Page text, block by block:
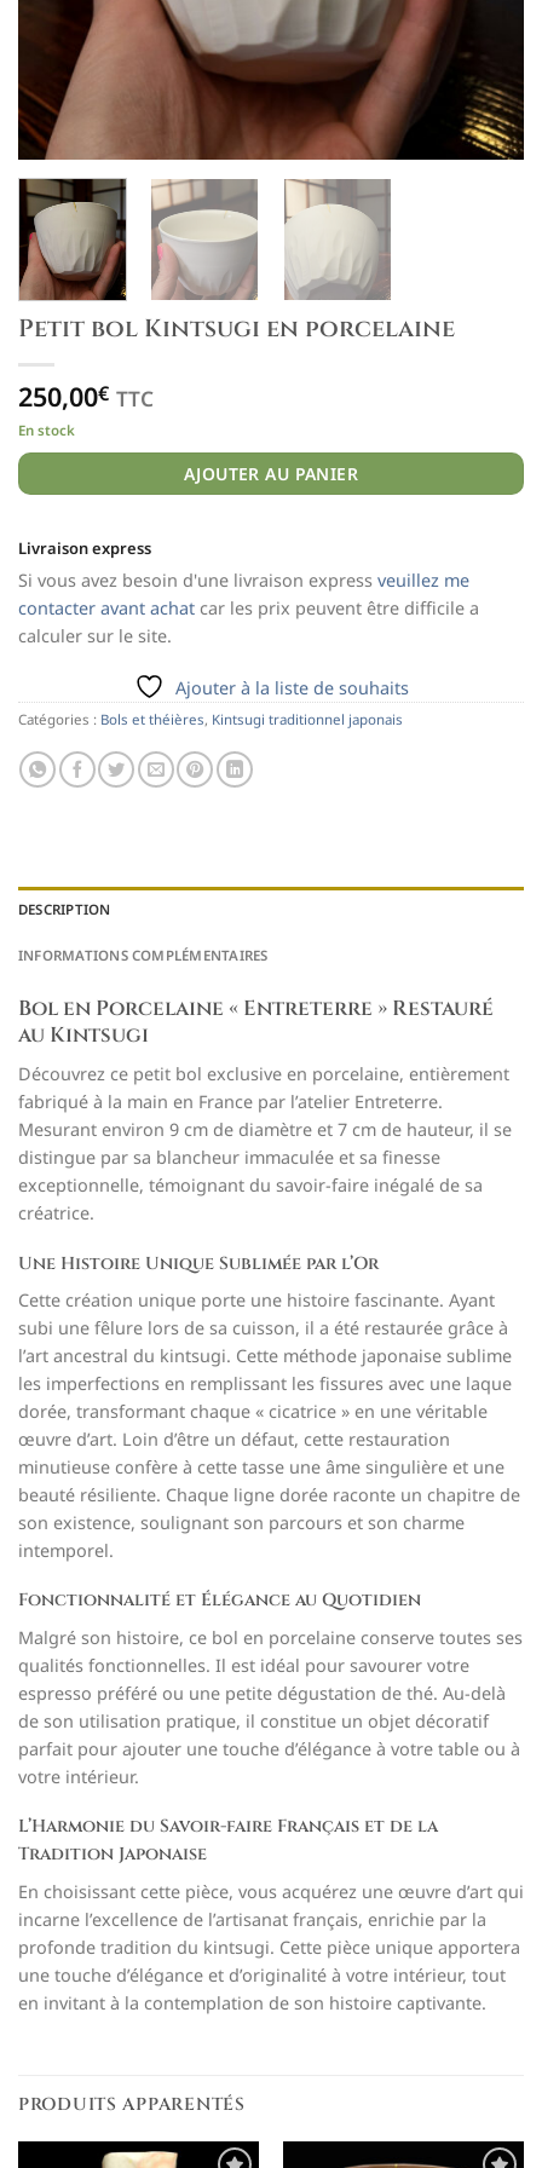
Petit bol Kintsugi en porcelaine
250,00€ TTC
En stock
AJOUTER AU PANIER
Livraison express
Si vous avez besoin d'une livraison express veuillez me
contacter avant achat car les prix peuvent être difficile a
calculer sur le site.
Ajouter à la liste de souhaits
Catégories : Bols et théières, Kintsugi traditionnel japonais
DESCRIPTION
INFORMATIONS COMPLÉMENTAIRES
Bol en Porcelaine « Entreterre » Restauré
au Kintsugi
Découvrez ce petit bol exclusive en porcelaine, entièrement
fabriqué à la main en France par l’atelier Entreterre.
Mesurant environ 9 cm de diamètre et 7 cm de hauteur, il se
distingue par sa blancheur immaculée et sa finesse
exceptionnelle, témoignant du savoir-faire inégalé de sa
créatrice.
Une Histoire Unique Sublimée par l’Or
Cette création unique porte une histoire fascinante. Ayant
subi une fêlure lors de sa cuisson, il a été restaurée grâce à
l’art ancestral du kintsugi. Cette méthode japonaise sublime
les imperfections en remplissant les fissures avec une laque
dorée, transformant chaque « cicatrice » en une véritable
œuvre d’art. Loin d’être un défaut, cette restauration
minutieuse confère à cette tasse une âme singulière et une
beauté résiliente. Chaque ligne dorée raconte un chapitre de
son existence, soulignant son parcours et son charme
intemporel.
Fonctionnalité et Élégance au Quotidien
Malgré son histoire, ce bol en porcelaine conserve toutes ses
qualités fonctionnelles. Il est idéal pour savourer votre
espresso préféré ou une petite dégustation de thé. Au-delà
de son utilisation pratique, il constitue un objet décoratif
parfait pour ajouter une touche d’élégance à votre table ou à
votre intérieur.
L’Harmonie du Savoir-faire Français et de la
Tradition Japonaise
En choisissant cette pièce, vous acquérez une œuvre d’art qui
incarne l’excellence de l’artisanat français, enrichie par la
profonde tradition du kintsugi. Cette pièce unique apportera
une touche d’élégance et d’originalité à votre intérieur, tout
en invitant à la contemplation de son histoire captivante.
PRODUITS APPARENTÉS